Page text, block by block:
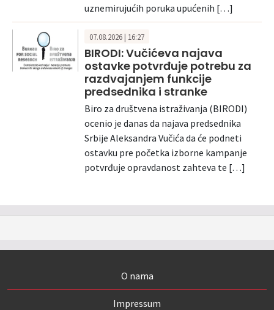
uznemirujućih poruka upućenih […]
07.08.2026 | 16:27
BIRODI: Vučićeva najava
ostavke potvrđuje potrebu za
razdvajanjem funkcije
predsednika i stranke
Biro za društvena istraživanja (BIRODI)
ocenio je danas da najava predsednika
Srbije Aleksandra Vučića da će podneti
ostavku pre početka izborne kampanje
potvrđuje opravdanost zahteva te […]
O nama
Impressum